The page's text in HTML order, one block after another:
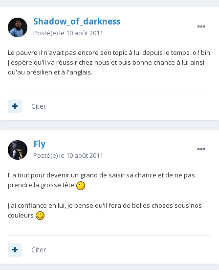
Shadow_of_darkness
Posté(e) le 10 août 2011
Le pauvre il n'avait pas encore son topic à lui depuis le temps :o ! bin
j'espère qu'il va réussir chez nous et puis bonne chance à lui ainsi
qu'au brésilien et à l'anglais.
Citer
Fly
Posté(e) le 10 août 2011
Il a tout pour devenir un grand de saisir sa chance et de ne pas
prendre la grosse tête
J'ai confiance en lui, je pense qu'il fera de belles choses sous nos
couleurs
Citer